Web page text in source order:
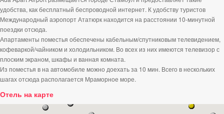
удобства, как бесплатный беспроводной интернет. К удобству туристов
Международный аэропорт Ататюрк находится на расстоянии 10-минутной
поездки отсюда.
Апартаменты поместья обеспечены кабельным/спутниковым телевидением,
кофеваркой/чайником и холодильником. Во всех из них имеются телевизор с
плоским экраном, шкафы и ванная комната.
Из поместья в на автомобиле можно доехать за 10 мин. Всего в нескольких
шагах отсюда располагается Мраморное море.
Отель на карте